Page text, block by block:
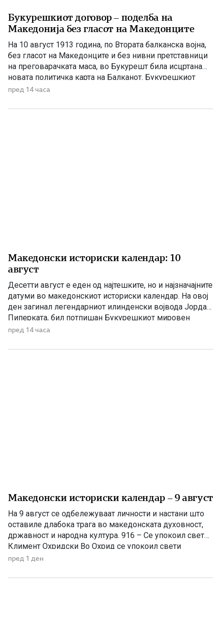
Букурешкиот договор – поделба на
Македонија без гласот на Македонците
На 10 август 1913 година, по Втората балканска војна,
без гласот на Македонците и без нивни претставници
на преговарачката маса, во Букурешт била исцртана
новата политичка карта на Балканот. Букурешкиот
договор претставува еден од најтешките настани во
била поделена меѓу соседните балкански држави, а
пред 14 часа
Македонски историски календар: 10
август
Десетти август е еден од најтешките, но и најзначајните
датуми во македонскиот историски календар. На овој
ден загинал легендарниот илинденски војвода Јордан
Пиперката, бил потпишан Букурешкиот мировен
договор со кој била запечатена поделбата на
признавање на македонскиот народ и за културна
пред 14 часа
Македонски историски календар – 9 август
На 9 август се одбележуваат личности и настани што
оставиле длабока трага во македонската духовност,
државност и народна култура. 916 – Се упокоил свети
Климент Охридски Во Охрид се упокоил свети
Климент Охридски, еден од најзначајните ученици на
Охридската книжевна школа и патрон на
пред 1 ден